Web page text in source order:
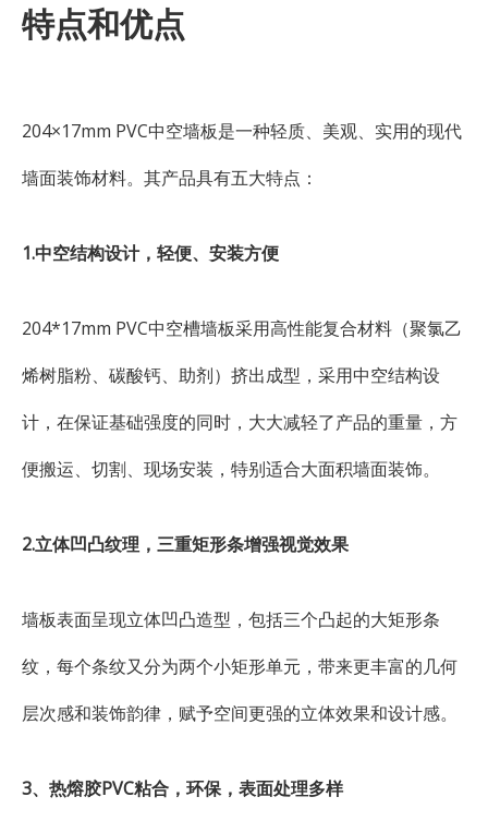
特点和优点
204×17mm PVC中空墙板是一种轻质、美观、实用的现代
墙面装饰材料。其产品具有五大特点：
1.中空结构设计，轻便、安装方便
204*17mm PVC中空槽墙板采用高性能复合材料（聚氯乙
烯树脂粉、碳酸钙、助剂）挤出成型，采用中空结构设
计，在保证基础强度的同时，大大减轻了产品的重量，方
便搬运、切割、现场安装，特别适合大面积墙面装饰。
2.立体凹凸纹理，三重矩形条增强视觉效果
墙板表面呈现立体凹凸造型，包括三个凸起的大矩形条
纹，每个条纹又分为两个小矩形单元，带来更丰富的几何
层次感和装饰韵律，赋予空间更强的立体效果和设计感。
3、热熔胶PVC粘合，环保，表面处理多样